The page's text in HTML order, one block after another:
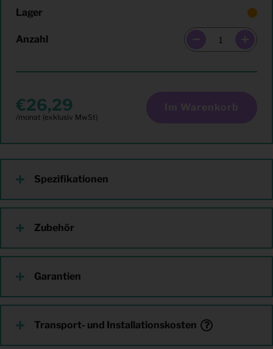
Lager
Anzahl
26,29 Im Warenkorb
Spezifikationen
Zubehör
Garantien
Transport- und Installationskosten